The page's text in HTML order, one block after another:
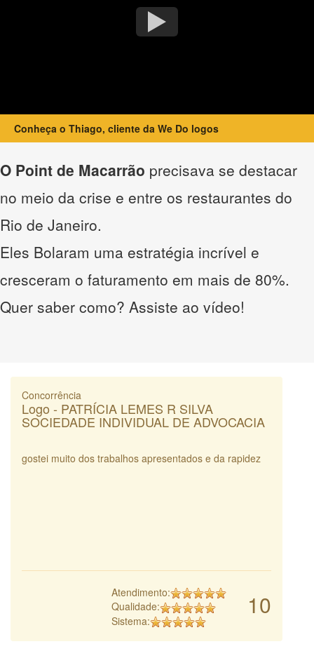
Conheça o Thiago, cliente da We Do logos
O Point de Macarrão precisava se destacar
no meio da crise e entre os restaurantes do
Rio de Janeiro.
Eles Bolaram uma estratégia incrível e
cresceram o faturamento em mais de 80%.
Quer saber como? Assiste ao vídeo!
Concorrência
Logo - PATRÍCIA LEMES R SILVA
SOCIEDADE INDIVIDUAL DE ADVOCACIA
gostei muito dos trabalhos apresentados e da rapidez
10
Atendimento:
Qualidade:
Sistema: